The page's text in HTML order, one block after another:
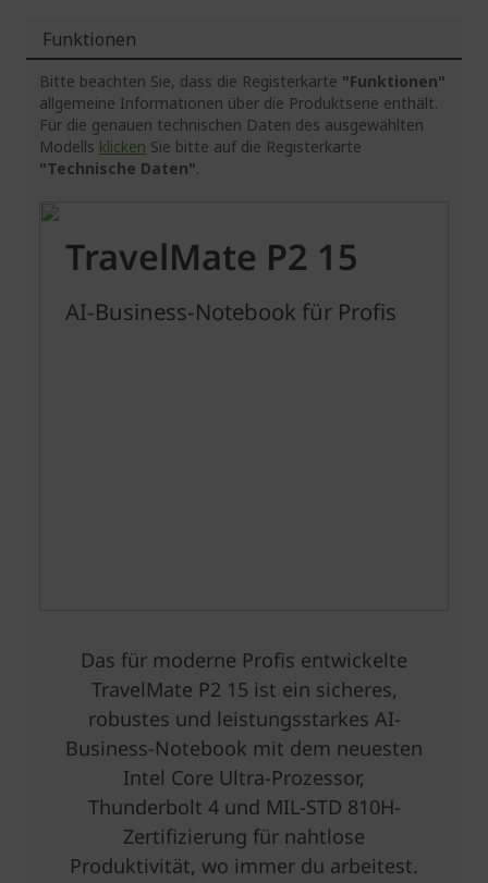
Funktionen
Bitte beachten Sie, dass die Registerkarte "Funktionen"
allgemeine Informationen über die Produktserie enthält.
Für die genauen technischen Daten des ausgewählten
Modells klicken Sie bitte auf die Registerkarte
"Technische Daten".